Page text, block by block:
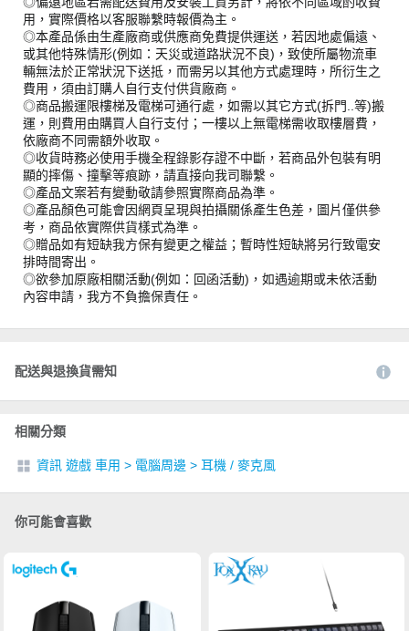
用，實際價格以客服聯繫時報價為主。
◎本產品係由生產廠商或供應商免費提供運送，若因地處偏遠、
或其他特殊情形(例如：天災或道路狀況不良)，致使所屬物流車
輛無法於正常狀況下送抵，而需另以其他方式處理時，所衍生之
費用，須由訂購人自行支付供貨廠商。
◎商品搬運限樓梯及電梯可通行處，如需以其它方式(拆門..等)搬
運，則費用由購買人自行支付；一樓以上無電梯需收取樓層費，
依廠商不同需額外收取。
◎收貨時務必使用手機全程錄影存證不中斷，若商品外包裝有明
顯的摔傷、撞擊等痕跡，請直接向我司聯繫。
◎產品文案若有變動敬請參照實際商品為準。
◎產品顏色可能會因網頁呈現與拍攝關係產生色差，圖片僅供參
考，商品依實際供貨樣式為準。
◎贈品如有短缺我方保有變更之權益；暫時性短缺將另行致電安
排時間寄出。
◎欲參加原廠相關活動(例如：回函活動)，如遇逾期或未依活動
內容申請，我方不負擔保責任。
配送與退換貨需知
相關分類
資訊 遊戲 車用 > 電腦周邊 > 耳機 / 麥克風
你可能會喜歡